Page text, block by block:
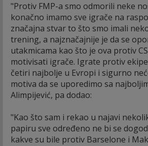
"Protiv FMP-a smo odmorili neke
konačno imamo sve igrače na
značajna stvar to što smo imali
trening, a najznačajnije je da se
utakmicama kao što je ova protiv
motivisati igrače. Igrate protiv
četiri najbolje u Evropi i sigurno
motiva da se uporedimo sa
Alimpijević, pa dodao:
"Kao što sam i rekao u najavi
papiru sve određeno ne bi se
kakve su bile protiv Barselone i